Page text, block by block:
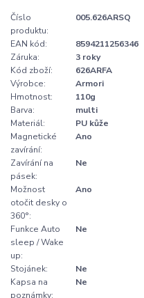
Číslo
produktu:
005.626ARSQ
EAN kód:
8594211256346
Záruka:
3 roky
Kód zboží:
626ARFA
Výrobce:
Armori
Hmotnost:
110g
Barva:
multi
Materiál:
PU kůže
Magnetické
zavírání:
Ano
Zavírání na
pásek:
Ne
Možnost
otočit desky o
360°:
Ano
Funkce Auto
sleep / Wake
up:
Ne
Stojánek:
Ne
Kapsa na
poznámky:
Ne